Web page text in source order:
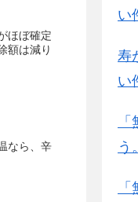
ほぼ確定
額は減り
なら、辛
い
寿
い
う